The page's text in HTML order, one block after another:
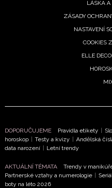
LÁSKA A
ZÁSADY
NASTAVENÍ
COOKIES
ELLE
DOPORUČUJEME Pravidla etikety |
horoskop | Testy a kvízy | Andělská
data narození | Letní trendy
AKTUÁLNÍ TÉMATA Trendy v
Partnerské vztahy a numerologie |
boty na léto 2026